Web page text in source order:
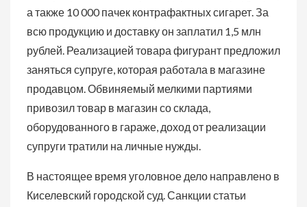
а также 10 000 пачек контрафактных сигарет. За
всю продукцию и доставку он заплатил 1,5 млн
рублей. Реализацией товара фигурант предложил
заняться супруге, которая работала в магазине
продавцом. Обвиняемый мелкими партиями
привозил товар в магазин со склада,
оборудованного в гараже, доход от реализации
супруги тратили на личные нужды.
В настоящее время уголовное дело направлено в
Киселевский городской суд. Санкции статьи